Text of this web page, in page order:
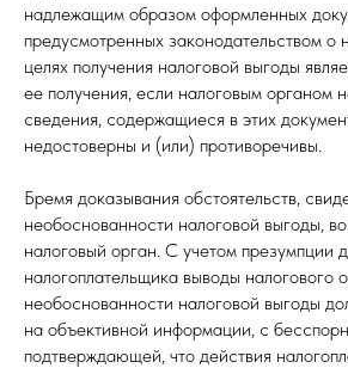
надлежащим образом оформленных
предусмотренных законодательством о
целях получения налоговой выгоды
ее получения, если налоговым органом
сведения, содержащиеся в этих
недостоверны и (или) противоречивы.
Бремя доказывания обстоятельств,
необоснованности налоговой выгоды,
налоговый орган. С учетом презумпции
налогоплательщика выводы налогового
необоснованности налоговой выгоды
на объективной информации, с
подтверждающей, что действия